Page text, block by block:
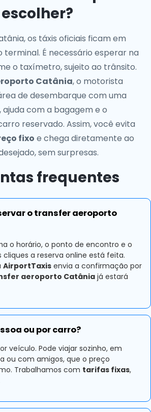
escolher?
os táxis oficiais ficam em
terminal. É necessário esperar na
o taxímetro, sujeito ao trânsito.
Catânia, o motorista
de desembarque com uma
ajuda com a bagagem e o
reservado. Assim, você evita
fixo e chega diretamente ao
sem surpresas.
frequentes
o transfer aeroporto
o horário, o ponto de encontro e o
cliques a reserva online está feita.
AirportTaxis envia a confirmação por
aeroporto Catânia já estará
ou por carro?
veículo. Pode viajar sozinho, em
ou com amigos, que o preço
Trabalhamos com tarifas fixas,